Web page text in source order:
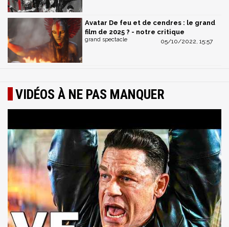
Avatar De feu et de cendres : le grand
film de 2025 ? - notre critique
05/10/2022, 15:57
grand spectacle
VIDÉOS À NE PAS MANQUER